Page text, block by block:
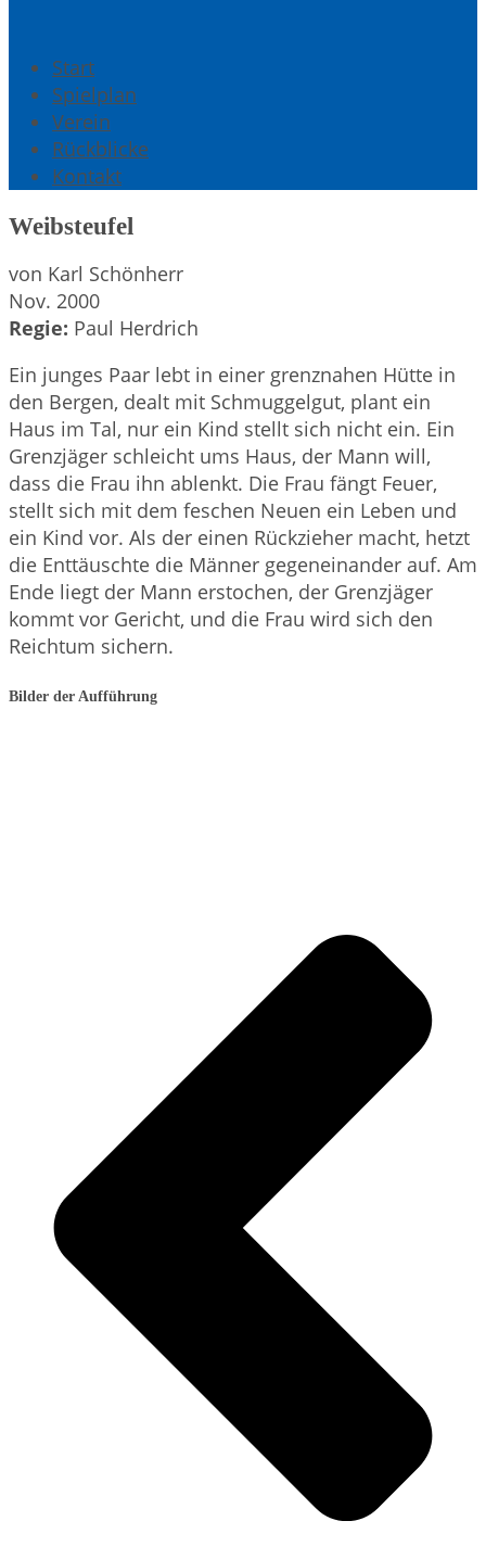
Start
Spielplan
Verein
Rückblicke
Kontakt
Weibsteufel
von Karl Schönherr
Nov. 2000
Regie: Paul Herdrich
Ein junges Paar lebt in einer grenznahen Hütte in
den Bergen, dealt mit Schmuggelgut, plant ein
Haus im Tal, nur ein Kind stellt sich nicht ein. Ein
Grenzjäger schleicht ums Haus, der Mann will,
dass die Frau ihn ablenkt. Die Frau fängt Feuer,
stellt sich mit dem feschen Neuen ein Leben und
ein Kind vor. Als der einen Rückzieher macht, hetzt
die Enttäuschte die Männer gegeneinander auf. Am
Ende liegt der Mann erstochen, der Grenzjäger
kommt vor Gericht, und die Frau wird sich den
Reichtum sichern.
Bilder der Aufführung